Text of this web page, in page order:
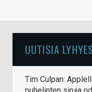
UUTISIA
Tim Culpan: